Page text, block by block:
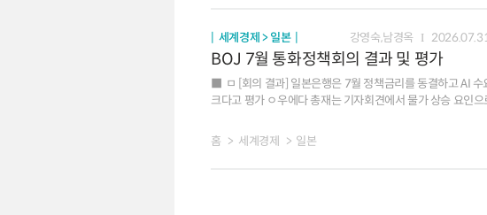
세계경제 > 일본 강영숙,남경옥
BOJ 7월 통화정책회의 결과 및 평가
ㅁ [회의 결과] 일본은행은 7월 정책금리를 동결하고 AI 수요 등을 들어 `26년 성장 전망을
크다고 평가 ㅇ우에다 총재는 기자회견에서 물가 상승 요인으로 고유가, AI, 엔화 약세를 지목하고 금리 인상 가속 가능성도 언급 ㅁ[시장 반응] 당국의
홈 세계경제 일본